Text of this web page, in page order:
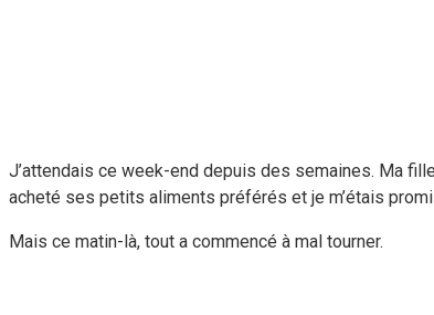
J’attendais ce week-end depuis des semaines. Ma
acheté ses petits aliments préférés et je m’étais
Mais ce matin-là, tout a commencé à mal tourner.